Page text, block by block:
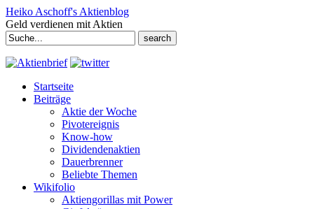
Heiko Aschoff's Aktienblog
Geld verdienen mit Aktien
Search
for:
Startseite
Beiträge
Aktie der Woche
Pivotereignis
Know-how
Dividendenaktien
Dauerbrenner
Beliebte Themen
Wikifolio
Aktiengorillas mit Power